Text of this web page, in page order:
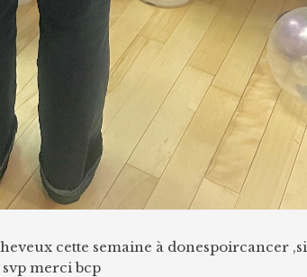
cette semaine à donespoircancer ,si
merci bcp